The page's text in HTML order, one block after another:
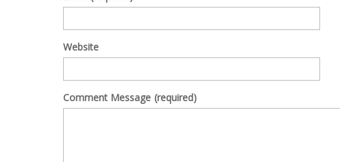
Website
Comment Message (required)